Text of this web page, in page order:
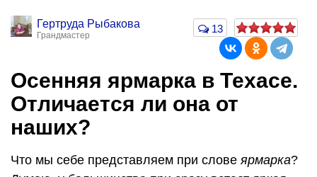
Гертруда Рыбакова
Грандмастер
13
Осенняя ярмарка в Техасе.
Отличается ли она от
наших?
Что мы себе представляем при слове ярмарка?